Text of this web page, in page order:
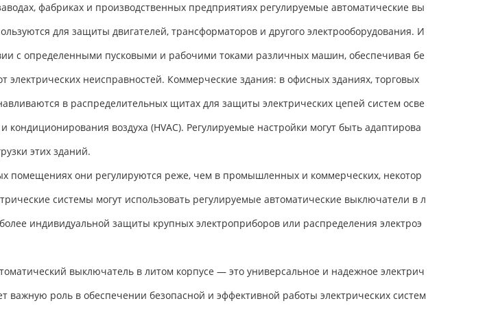
фабриках и производственных предприятиях регулируемые автоматические вы
для защиты двигателей, трансформаторов и другого электрооборудования. И
с определенными пусковыми и рабочими токами различных машин, обеспечивая бе
электрических неисправностей. Коммерческие здания: в офисных зданиях, торговых
в распределительных щитах для защиты электрических цепей систем осве
воздуха (HVAC). Регулируемые настройки могут быть адаптирова
этих зданий.
помещениях они регулируются реже, чем в промышленных и коммерческих, некотор
системы могут использовать регулируемые автоматические выключатели в л
индивидуальной защиты крупных электроприборов или распределения электроэ
выключатель в литом корпусе — это универсальное и надежное электрич
важную роль в обеспечении безопасной и эффективной работы электрических систем